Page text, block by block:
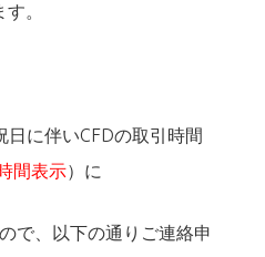
す。
日に伴いCFDの取引時間
間表示）に
で、以下の通りご連絡申